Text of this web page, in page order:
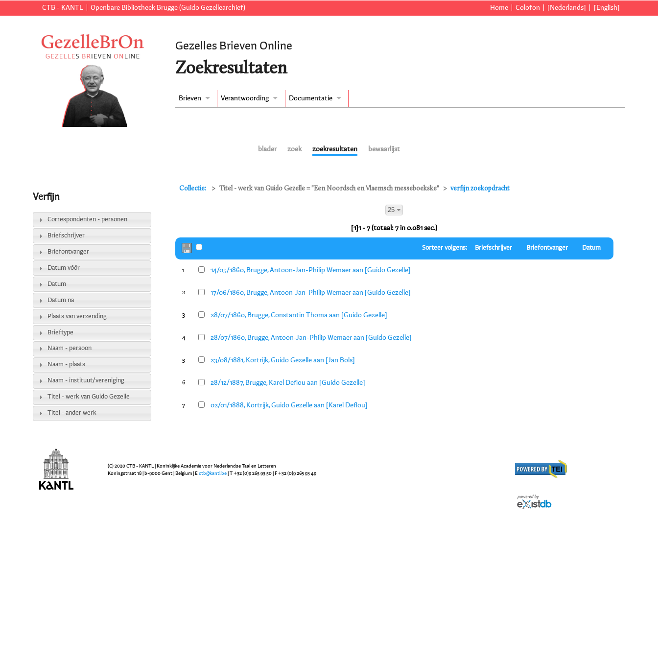
CTB - KANTL Openbare Bibliotheek Brugge (Guido Gezellearchief) Home Colofon [Nederlands] [English]
Gezelles Brieven Online
Zoekresultaten
Brieven Verantwoording Documentatie
blader zoek zoekresultaten bewaarlijst
Collectie: Titel - werk van Guido Gezelle = "Een Noordsch en Vlaemsch messeboekske" verfijn zoekopdracht
25
[1]1 - 7 (totaal: 7 in 0.081 sec.)
Sorteer volgens: Briefschrijver Briefontvanger Datum
1 14/05/1860, Brugge, Antoon-Jan-Philip Wemaer aan [Guido Gezelle]
2 17/06/1860, Brugge, Antoon-Jan-Philip Wemaer aan [Guido Gezelle]
3 28/07/1860, Brugge, Constantin Thoma aan [Guido Gezelle]
4 28/07/1860, Brugge, Antoon-Jan-Philip Wemaer aan [Guido Gezelle]
5 23/08/1881, Kortrijk, Guido Gezelle aan [Jan Bols]
6 28/12/1887, Brugge, Karel Deflou aan [Guido Gezelle]
7 02/01/1888, Kortrijk, Guido Gezelle aan [Karel Deflou]
Verfijn
Correspondenten - personen
Briefschrijver
Briefontvanger
Datum vóór
Datum
Datum na
Plaats van verzending
Brieftype
Naam - persoon
Naam - plaats
Naam - instituut/vereniging
Titel - werk van Guido Gezelle
Titel - ander werk
(C) 2020 CTB - KANTL | Koninklijke Academie voor Nederlandse Taal en Letteren
Koningstraat 18 | b-9000 Gent | Belgium | Ectb@kantl.be | T +32 (0)9 265 93 50 | F +32 (0)9 265 93 49